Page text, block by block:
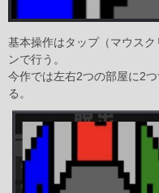
基本操作はタップ（マウス
ンで行う。
今作では左右2つの部屋に2
る。